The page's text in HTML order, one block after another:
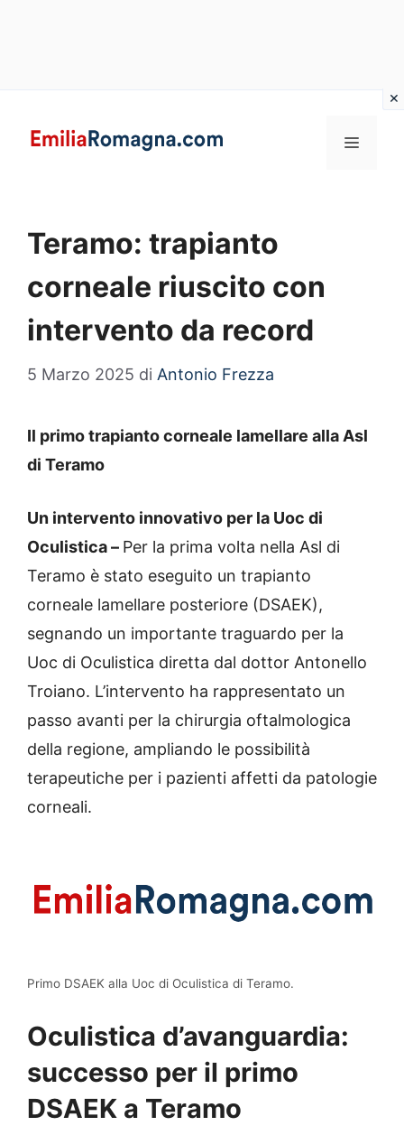
MENU
Teramo: trapianto
corneale riuscito con
intervento da record
5 Marzo 2025 di Antonio Frezza
Il primo trapianto corneale lamellare alla Asl
di Teramo
Un intervento innovativo per la Uoc di
Oculistica – Per la prima volta nella Asl di
Teramo è stato eseguito un trapianto
corneale lamellare posteriore (DSAEK),
segnando un importante traguardo per la
Uoc di Oculistica diretta dal dottor Antonello
Troiano. L’intervento ha rappresentato un
passo avanti per la chirurgia oftalmologica
della regione, ampliando le possibilità
terapeutiche per i pazienti affetti da patologie
corneali.
Primo DSAEK alla Uoc di Oculistica di Teramo.
Oculistica d’avanguardia:
successo per il primo
DSAEK a Teramo